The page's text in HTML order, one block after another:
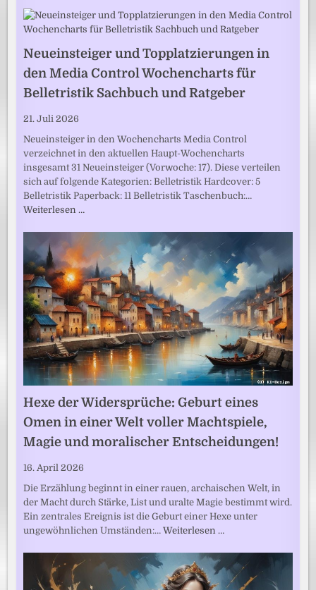
Neueinsteiger und Topplatzierungen in
den Media Control Wochencharts für
Belletristik Sachbuch und Ratgeber
21. Juli 2026
Neueinsteiger in den Wochencharts Media Control
verzeichnet in den aktuellen Haupt-Wochencharts
insgesamt 31 Neueinsteiger (Vorwoche: 17). Diese verteilen
sich auf folgende Kategorien: Belletristik Hardcover: 5
Belletristik Paperback: 11 Belletristik Taschenbuch:…
Weiterlesen …
Hexe der Widersprüche: Geburt eines
Omen in einer Welt voller Machtspiele,
Magie und moralischer Entscheidungen!
16. April 2026
Die Erzählung beginnt in einer rauen, archaischen Welt, in
der Macht durch Stärke, List und uralte Magie bestimmt wird.
Ein zentrales Ereignis ist die Geburt einer Hexe unter
ungewöhnlichen Umständen:…Weiterlesen …